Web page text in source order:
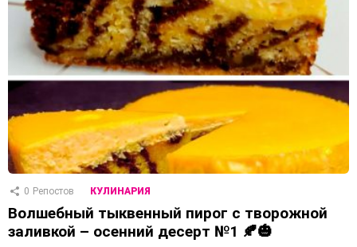
0 Репостов КУЛИНАРИЯ
Волшебный тыквенный пирог с творожной
заливкой – осенний десерт №1 🍂🎃